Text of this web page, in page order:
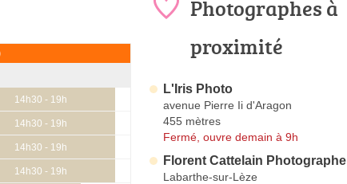
14h30 - 19h
14h30 - 19h
14h30 - 19h
14h30 - 19h
Photographes à
proximité
L'Iris Photo
avenue Pierre Ii d'Aragon
455 mètres
Fermé, ouvre demain à 9h
Florent Cattelain Photographe
Labarthe-sur-Lèze